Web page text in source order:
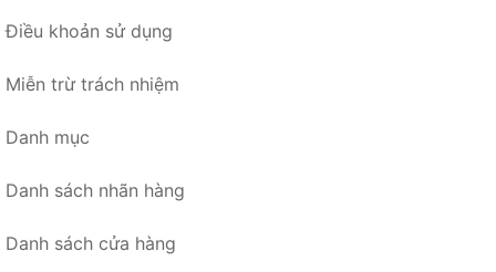
Điều khoản sử dụng
Miễn trừ trách nhiệm
Danh mục
Danh sách nhãn hàng
Danh sách cửa hàng